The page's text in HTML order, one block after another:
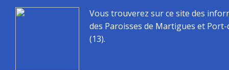
Vous trouverez sur ce site des
des Paroisses de Martigues et
(13).